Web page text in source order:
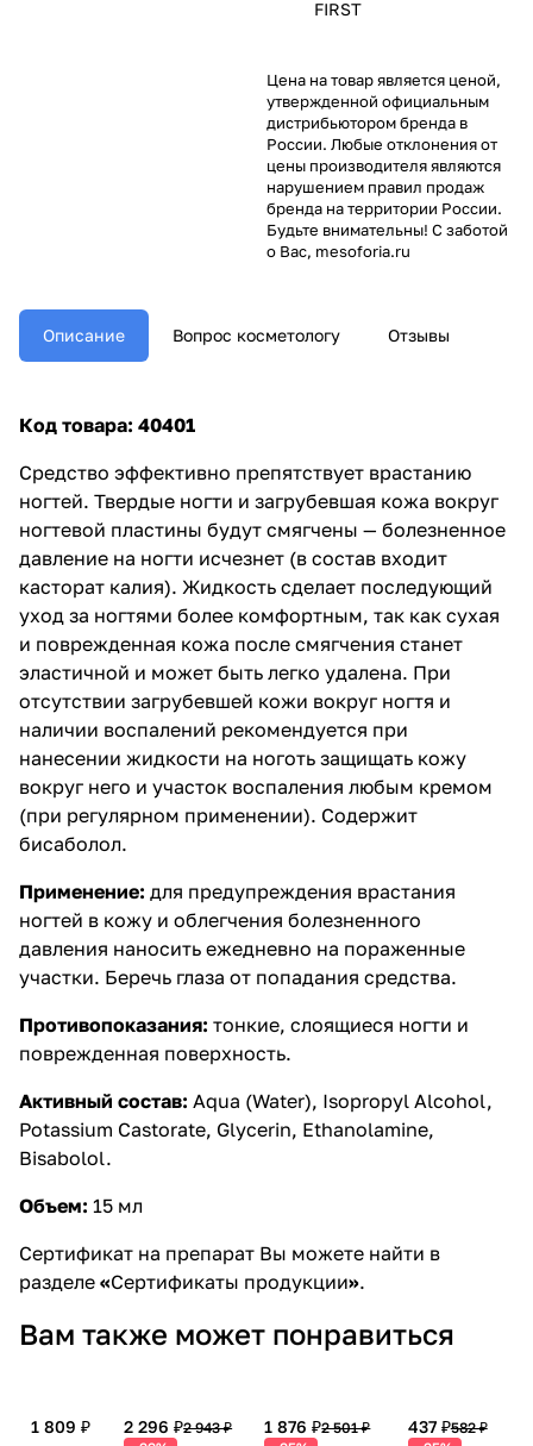
FIRST
Цена на товар является ценой,
утвержденной официальным
дистрибьютором бренда в
России. Любые отклонения от
цены производителя являются
нарушением правил продаж
бренда на территории России.
Будьте внимательны! С заботой
о Вас, mesoforia.ru
Описание Вопрос косметологу Отзывы
Код товара: 40401
Средство эффективно препятствует врастанию
ногтей. Твердые ногти и загрубевшая кожа вокруг
ногтевой пластины будут смягчены — болезненное
давление на ногти исчезнет (в состав входит
касторат калия). Жидкость сделает последующий
уход за ногтями более комфортным, так как сухая
и поврежденная кожа после смягчения станет
эластичной и может быть легко удалена. При
отсутствии загрубевшей кожи вокруг ногтя и
наличии воспалений рекомендуется при
нанесении жидкости на ноготь защищать кожу
вокруг него и участок воспаления любым кремом
(при регулярном применении). Содержит
бисаболол.
Применение: для предупреждения врастания
ногтей в кожу и облегчения болезненного
давления наносить ежедневно на пораженные
участки. Беречь глаза от попадания средства.
Противопоказания: тонкие, слоящиеся ногти и
поврежденная поверхность.
Активный состав: Aqua (Water), Isopropyl Alcohol,
Potassium Castorate, Glycerin, Ethanolamine,
Bisabolol.
Объем: 15 мл
Сертификат на препарат Вы можете найти в
разделе «Сертификаты продукции».
Вам также может понравиться
1 809 ₽ 2 296 ₽2 943 ₽
1 876 ₽2 501 ₽
437 ₽582 ₽